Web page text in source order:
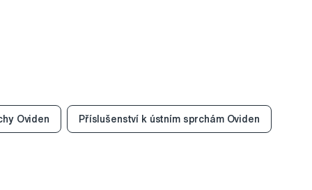
Oviden Příslušenství k ústním sprchám Oviden